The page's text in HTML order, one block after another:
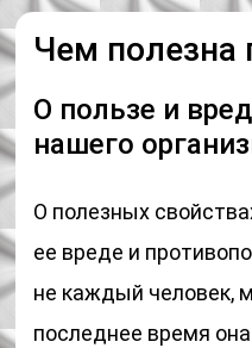
Чем полезна
О пользе и
нашего
О полезных
ее вреде и
не каждый человек,
последнее время